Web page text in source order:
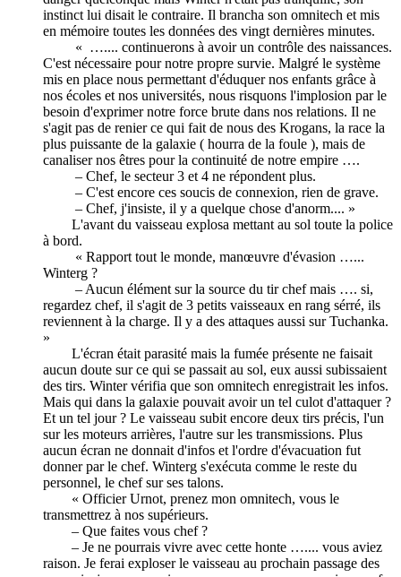
instinct lui disait le contraire. Il brancha son omnitech et mis
en mémoire toutes les données des vingt dernières minutes.
« ….... continuerons à avoir un contrôle des naissances.
C'est nécessaire pour notre propre survie. Malgré le système
mis en place nous permettant d'éduquer nos enfants grâce à
nos écoles et nos universités, nous risquons l'implosion par le
besoin d'exprimer notre force brute dans nos relations. Il ne
s'agit pas de renier ce qui fait de nous des Krogans, la race la
plus puissante de la galaxie ( hourra de la foule ), mais de
canaliser nos êtres pour la continuité de notre empire ….
– Chef, le secteur 3 et 4 ne répondent plus.
– C'est encore ces soucis de connexion, rien de grave.
– Chef, j'insiste, il y a quelque chose d'anorm.... »
L'avant du vaisseau explosa mettant au sol toute la police
à bord.
« Rapport tout le monde, manœuvre d'évasion …...
Winterg ?
– Aucun élément sur la source du tir chef mais …. si,
regardez chef, il s'agit de 3 petits vaisseaux en rang sérré, ils
reviennent à la charge. Il y a des attaques aussi sur Tuchanka.
»
L'écran était parasité mais la fumée présente ne faisait
aucun doute sur ce qui se passait au sol, eux aussi subissaient
des tirs. Winter vérifia que son omnitech enregistrait les infos.
Mais qui dans la galaxie pouvait avoir un tel culot d'attaquer ?
Et un tel jour ? Le vaisseau subit encore deux tirs précis, l'un
sur les moteurs arrières, l'autre sur les transmissions. Plus
aucun écran ne donnait d'infos et l'ordre d'évacuation fut
donner par le chef. Winterg s'exécuta comme le reste du
personnel, le chef sur ses talons.
« Officier Urnot, prenez mon omnitech, vous le
transmettrez à nos supérieurs.
– Que faites vous chef ?
– Je ne pourrais vivre avec cette honte ….... vous aviez
raison. Je ferai exploser le vaisseau au prochain passage des